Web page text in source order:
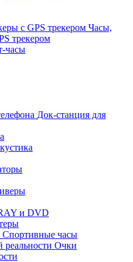
Часы,
трекером
часы
Док-станция для
и DVD
Спортивные часы
Очки